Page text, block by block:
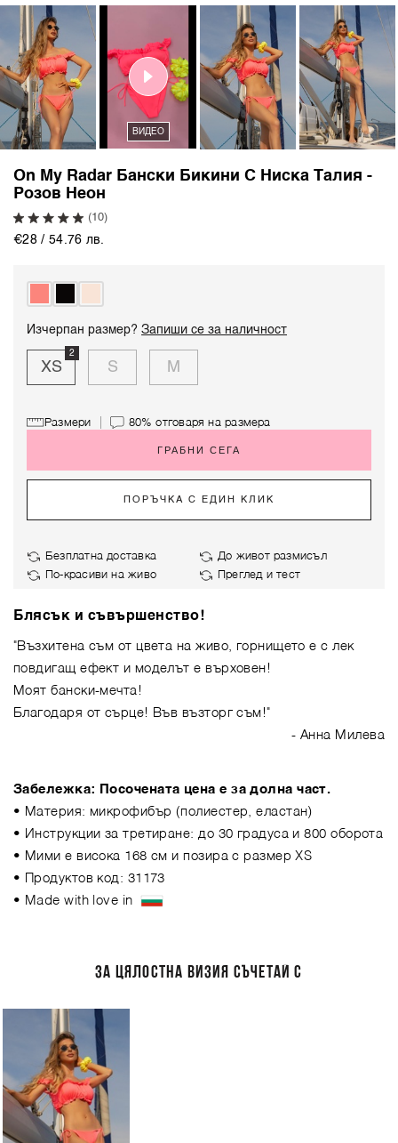
ВИДЕО
On My Radar Бански Бикини С Ниска Талия -
Розов Неон
(10)
€28 / 54.76 лв.
Изчерпан размер?Запиши се за наличност
XS
2
S M
Размери 80%отговаря на размера
ГРАБНИ СЕГА
ПОРЪЧКА С ЕДИН КЛИК
Безплатна доставка
До живот размисъл
По-красиви на живо
Преглед и тест
Блясък и съвършенство!
"Възхитена съм от цвета на живо, горнището е с лек
повдигащ ефект и моделът е върховен!
Моят бански-мечта!
Благодаря от сърце! Във възторг съм!"
- Анна Милева
Забележка: Посочената цена е за долна част.
• Материя: микрофибър (полиестер, еластан)
• Инструкции за третиране: до 30 градуса и 800 оборота
• Мими е висока 168 см и позира с размер XS
• Продуктов код: 31173
• Made with love in
ЗА ЦЯЛОСТНА ВИЗИЯ СЪЧЕТАЙ С